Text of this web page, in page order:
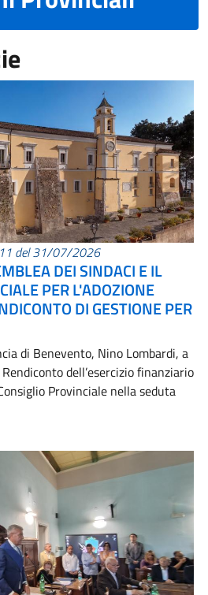
del 31/07/2026
DEI SINDACI E IL
PER L'ADOZIONE
DI GESTIONE PER
di Benevento, Nino Lombardi, a
dell’esercizio finanziario
Provinciale nella seduta